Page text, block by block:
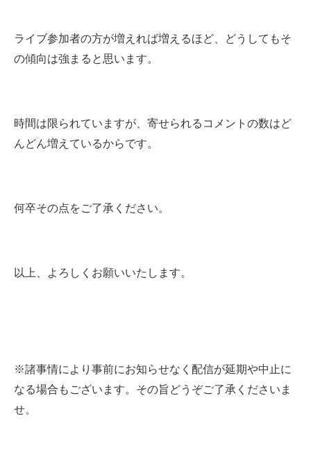
ライブ参加者の方が増えれば増えるほど、どうしてもそ
の傾向は強まると思います。
時間は限られていますが、寄せられるコメントの数はど
んどん増えているからです。
何卒その点をご了承ください。
以上、よろしくお願いいたします。
※諸事情により事前にお知らせなく配信が延期や中止に
なる場合もございます。その旨どうぞご了承くださいま
せ。